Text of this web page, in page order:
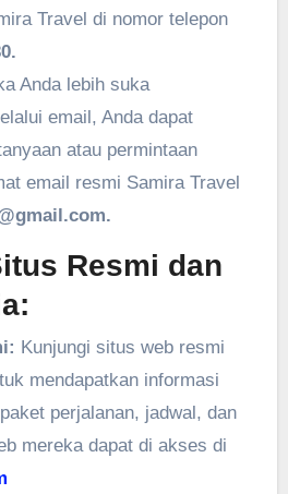
Travel di nomor telepon
Anda lebih suka
email, Anda dapat
atau permintaan
email resmi Samira Travel
Resmi dan
Kunjungi situs web resmi
mendapatkan informasi
perjalanan, jadwal, dan
mereka dapat di akses di